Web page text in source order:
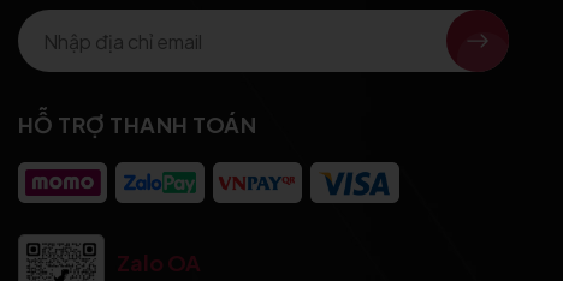
HỖ TRỢ THANH TOÁN
Zalo OA